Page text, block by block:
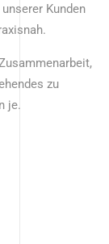
Kunden
zu
je.